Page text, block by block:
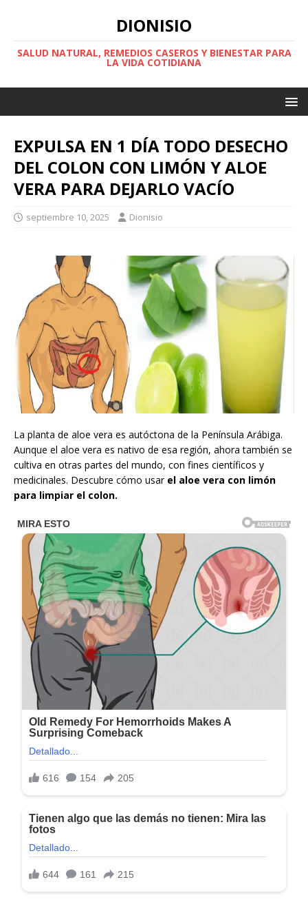
DIONISIO
SALUD NATURAL, REMEDIOS CASEROS Y BIENESTAR PARA
LA VIDA COTIDIANA
EXPULSA EN 1 DÍA TODO DESECHO
DEL COLON CON LIMÓN Y ALOE
VERA PARA DEJARLO VACÍO
septiembre 10, 2025 Dionisio
La planta de aloe vera es autóctona de la Península Arábiga.
Aunque el aloe vera es nativo de esa región, ahora también se
cultiva en otras partes del mundo, con fines científicos y
medicinales. Descubre cómo usar el aloe vera con limón
para limpiar el colon.